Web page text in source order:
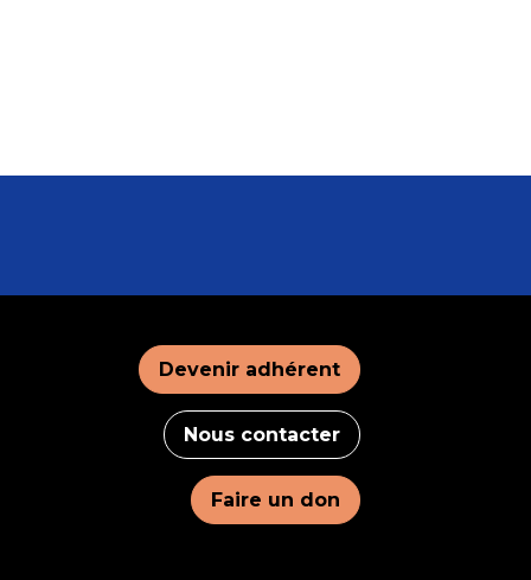
Devenir adhérent
Nous contacter
Faire un don